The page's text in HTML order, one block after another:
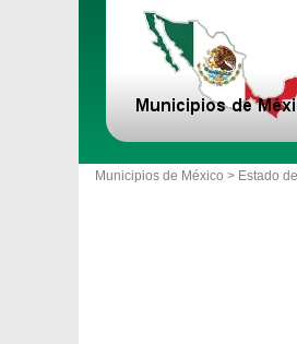
Municipios de México > Estado